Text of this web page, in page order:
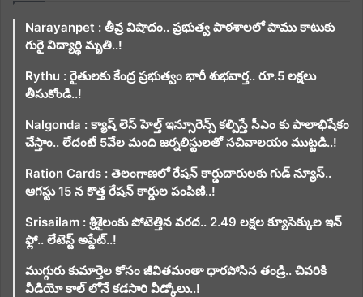
Narayanpet : తీవ్ర విషాదం.. ప్రభుత్వ పాఠశాలలో పాము కాటుకు
గురై విద్యార్థి మృతి..!
Rythu : రైతులకు కేంద్ర ప్రభుత్వం భారీ శుభవార్త.. రూ.5 లక్షలు
తీసుకోండి..!
Nalgonda : క్యాష్ లెస్ హెల్త్ ఇన్సూరెన్స్ కల్పిస్తే సీఎం కు పాలాభిషేకం
చేస్తాం.. లేదంటే 5వేల మంది జర్నలిస్టులతో సచివాలయం ముట్టడి..!
Ration Cards : తెలంగాణలో రేషన్ కార్డుదారులకు గుడ్ న్యూస్..
ఆగస్టు 15 న కొత్త రేషన్ కార్డుల పంపిణి..!
Srisailam : శ్రీశైలంకు పోటెత్తిన వరద.. 2.49 లక్షల క్యూసెక్కుల ఇన్
ఫ్లో.. లేటెస్ట్ అప్డేట్..!
ముగ్గురు కుమార్తెల కోసం జీవితమంతా ధారపోసిన తండ్రి.. చివరికి
వీడియో కాల్ లోనే కడసారి వీడ్కోలు..!